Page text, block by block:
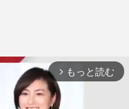
arrow_forward_ios もっと読む